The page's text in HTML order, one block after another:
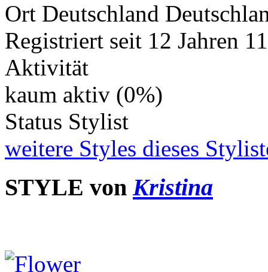
Ort Deutschland
Registriert seit 12 Jahren
Aktivität
kaum aktiv (0%)
Status Stylist
weitere Styles dieses
STYLE vonKristina